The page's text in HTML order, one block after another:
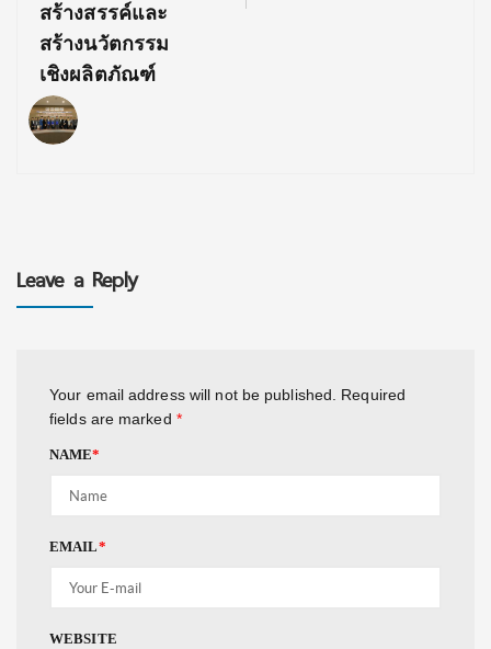
สร้างสรรค์และ
สร้างนวัตกรรม
เชิงผลิตภัณฑ์
Leave a Reply
Your email address will not be published. Required
fields are marked *
NAME*
EMAIL*
WEBSITE